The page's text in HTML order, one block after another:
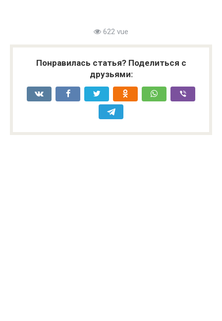
622 vue
Понравилась статья? Поделиться с
друзьями: